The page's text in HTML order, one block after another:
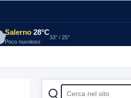
Salerno 28°C
Poco nuvoloso
33° / 25°
CERCA